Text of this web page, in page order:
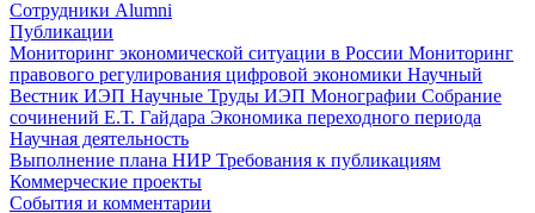
Сотрудники Alumni
Публикации
Мониторинг экономической ситуации в России Мониторинг
правового регулирования цифровой экономики Научный
Вестник ИЭП Научные Труды ИЭП Монографии Собрание
сочинений Е.Т. Гайдара Экономика переходного периода
Научная деятельность
Выполнение плана НИР Требования к публикациям
Коммерческие проекты
События и комментарии